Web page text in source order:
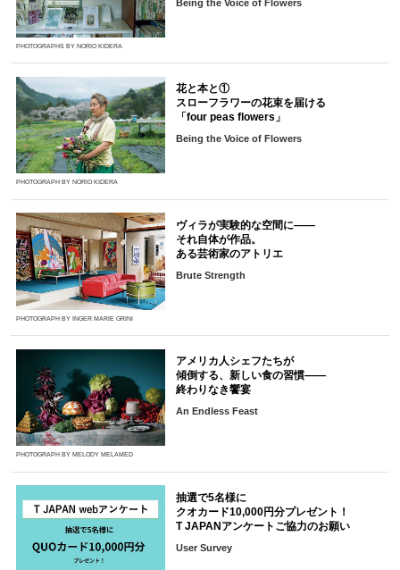
PHOTOGRAPHS BY NORIO KIDERA
Being the Voice of Flowers
PHOTOGRAPH BY NORIO KIDERA
花と本と①
スローフラワーの花束を届ける
「four peas flowers」
Being the Voice of Flowers
PHOTOGRAPH BY INGER MARIE GRINI
ヴィラが実験的な空間に――
それ自体が作品。
ある芸術家のアトリエ
Brute Strength
PHOTOGRAPH BY MELODY MELAMED
アメリカ人シェフたちが
傾倒する、新しい食の習慣――
終わりなき饗宴
An Endless Feast
抽選で5名様に
クオカード10,000円分プレゼント！
T JAPANアンケートご協力のお願い
User Survey